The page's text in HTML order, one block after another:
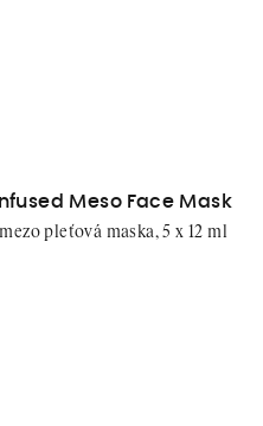
Meso Face Mask
pleťová maska, 5 x 12 ml